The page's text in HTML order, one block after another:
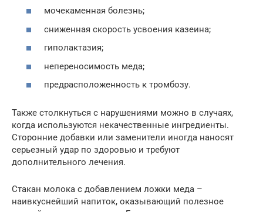
мочекаменная болезнь;
сниженная скорость усвоения казеина;
гиполактазия;
непереносимость меда;
предрасположенность к тромбозу.
Также столкнуться с нарушениями можно в случаях,
когда используются некачественные ингредиенты.
Сторонние добавки или заменители иногда наносят
серьезный удар по здоровью и требуют
дополнительного лечения.
Стакан молока с добавлением ложки меда –
наивкуснейший напиток, оказывающий полезное